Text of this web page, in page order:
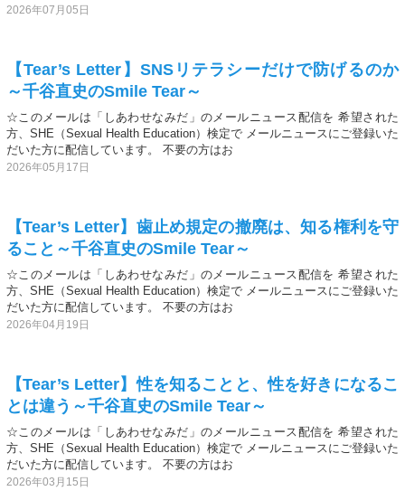
2026年07月05日
【Tear’s Letter】SNSリテラシーだけで防げるのか
～千谷直史のSmile Tear～
☆このメールは「しあわせなみだ」のメールニュース配信を 希望された
方、SHE（Sexual Health Education）検定で メールニュースにご登録いた
だいた方に配信しています。 不要の方はお
2026年05月17日
【Tear’s Letter】歯止め規定の撤廃は、知る権利を守
ること～千谷直史のSmile Tear～
☆このメールは「しあわせなみだ」のメールニュース配信を 希望された
方、SHE（Sexual Health Education）検定で メールニュースにご登録いた
だいた方に配信しています。 不要の方はお
2026年04月19日
【Tear’s Letter】性を知ることと、性を好きになるこ
とは違う～千谷直史のSmile Tear～
☆このメールは「しあわせなみだ」のメールニュース配信を 希望された
方、SHE（Sexual Health Education）検定で メールニュースにご登録いた
だいた方に配信しています。 不要の方はお
2026年03月15日